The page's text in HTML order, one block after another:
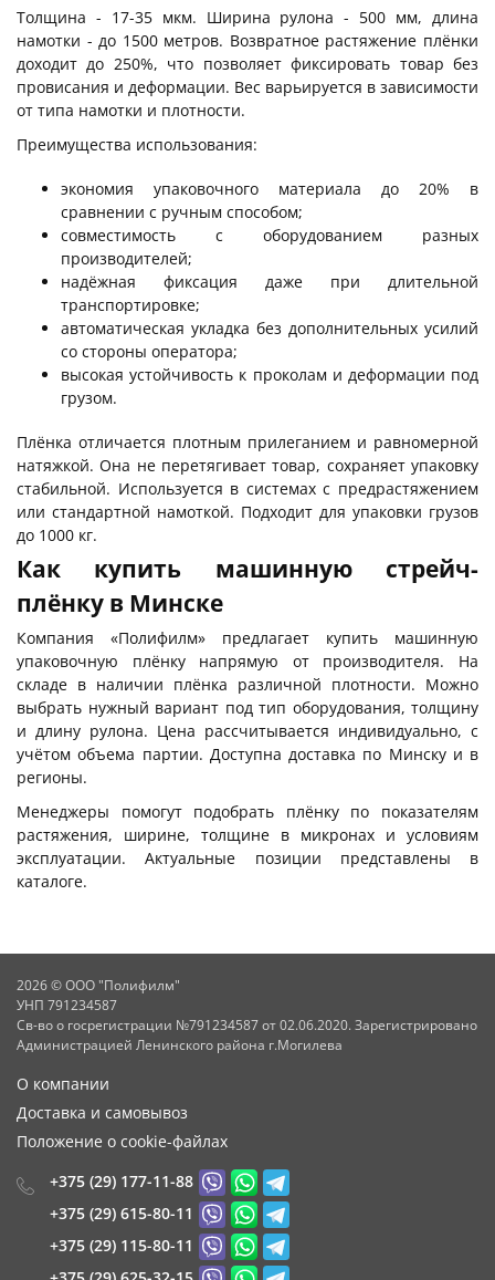
Толщина - 17-35 мкм. Ширина рулона - 500 мм, длина
намотки - до 1500 метров. Возвратное растяжение плёнки
доходит до 250%, что позволяет фиксировать товар без
провисания и деформации. Вес варьируется в зависимости
от типа намотки и плотности.
Преимущества использования:
экономия упаковочного материала до 20% в
сравнении с ручным способом;
совместимость с оборудованием разных
производителей;
надёжная фиксация даже при длительной
транспортировке;
автоматическая укладка без дополнительных усилий
со стороны оператора;
высокая устойчивость к проколам и деформации под
грузом.
Плёнка отличается плотным прилеганием и равномерной
натяжкой. Она не перетягивает товар, сохраняет упаковку
стабильной. Используется в системах с предрастяжением
или стандартной намоткой. Подходит для упаковки грузов
до 1000 кг.
Как купить машинную стрейч-
плёнку в Минске
Компания «Полифилм» предлагает купить машинную
упаковочную плёнку напрямую от производителя. На
складе в наличии плёнка различной плотности. Можно
выбрать нужный вариант под тип оборудования, толщину
и длину рулона. Цена рассчитывается индивидуально, с
учётом объема партии. Доступна доставка по Минску и в
регионы.
Менеджеры помогут подобрать плёнку по показателям
растяжения, ширине, толщине в микронах и условиям
эксплуатации. Актуальные позиции представлены в
каталоге.
2026 © ООО "Полифилм"
УНП 791234587
Св-во о госрегистрации №791234587 от 02.06.2020. Зарегистрировано
Администрацией Ленинского района г.Могилева
О компании
Доставка и самовывоз
Положение о cookie-файлах
+375 (29) 177-11-88
+375 (29) 615-80-11
+375 (29) 115-80-11